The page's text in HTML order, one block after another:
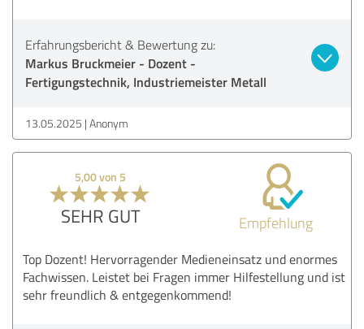
Erfahrungsbericht & Bewertung zu:
Markus Bruckmeier - Dozent -
Fertigungstechnik, Industriemeister Metall
13.05.2025 Anonym
5,00 von 5
SEHR GUT Empfehlung
Top Dozent! Hervorragender Medieneinsatz und enormes
Fachwissen. Leistet bei Fragen immer Hilfestellung und ist
sehr freundlich & entgegenkommend!